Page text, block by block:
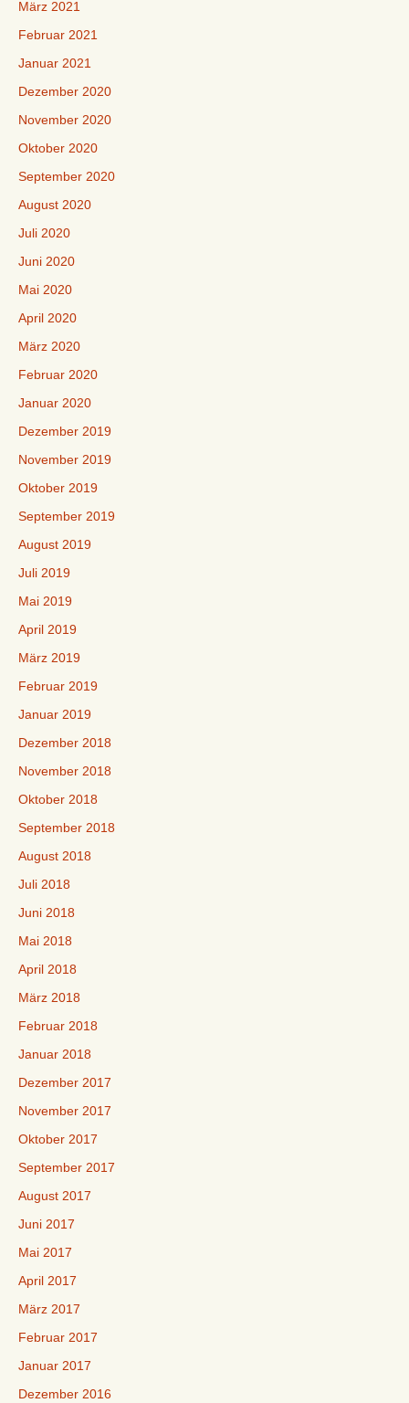
März 2021
Februar 2021
Januar 2021
Dezember 2020
November 2020
Oktober 2020
September 2020
August 2020
Juli 2020
Juni 2020
Mai 2020
April 2020
März 2020
Februar 2020
Januar 2020
Dezember 2019
November 2019
Oktober 2019
September 2019
August 2019
Juli 2019
Mai 2019
April 2019
März 2019
Februar 2019
Januar 2019
Dezember 2018
November 2018
Oktober 2018
September 2018
August 2018
Juli 2018
Juni 2018
Mai 2018
April 2018
März 2018
Februar 2018
Januar 2018
Dezember 2017
November 2017
Oktober 2017
September 2017
August 2017
Juni 2017
Mai 2017
April 2017
März 2017
Februar 2017
Januar 2017
Dezember 2016